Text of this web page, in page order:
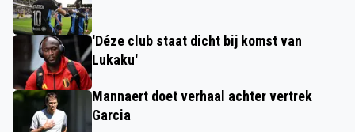
'Déze club staat dicht bij komst van
Lukaku'
Mannaert doet verhaal achter vertrek
Garcia